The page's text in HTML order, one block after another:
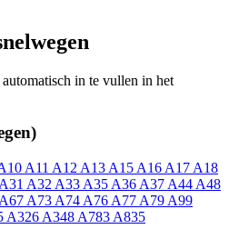
in te vullen in het
A11 A12 A13 A15 A16 A17 A18
A31 A32 A33 A35 A36 A37 A44 A48
A67 A73 A74 A76 A77 A79 A99
A326 A348 A783 A835